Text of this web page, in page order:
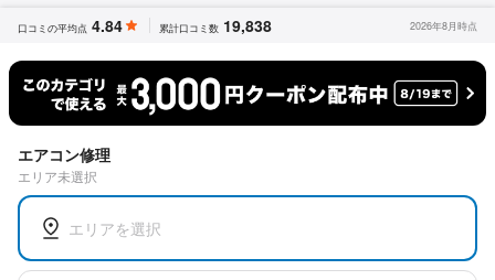
口コミの平均点 4.84 累計口コミ数 19,838 2026年8月時点
エアコン修理
エリア未選択
エリアを選択